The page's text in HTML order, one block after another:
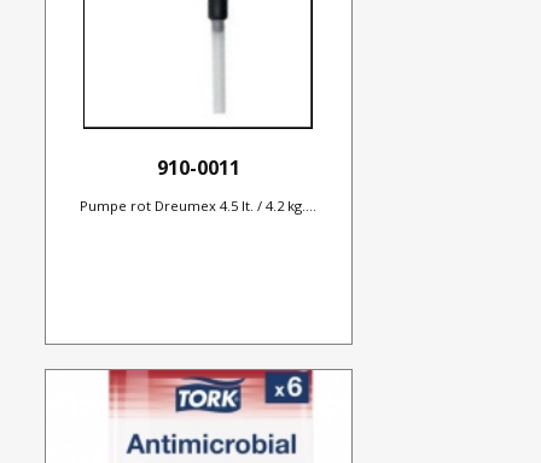
910-0011
Pumpe rot Dreumex 4.5 lt. / 4.2 kg....